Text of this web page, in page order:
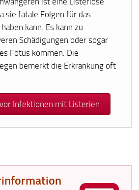
sie fatale Folgen für das
kann. Es kann zu
Schädigungen oder sogar
Fötus kommen. Die
bemerkt die Erkrankung oft
Infektionen mit Listerien